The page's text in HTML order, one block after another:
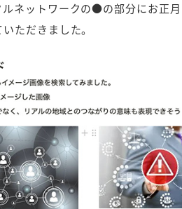
ルネットワークの●の部分にお正
ただきました。